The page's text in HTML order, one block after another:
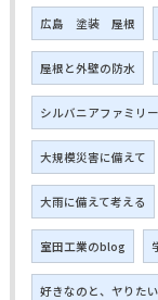
広島 塗装 屋根
屋根と外壁の防水
シルバニアファミリ
大規模災害に備えて
大雨に備えて考える
室田工業のblog
好きなのと、ヤりた